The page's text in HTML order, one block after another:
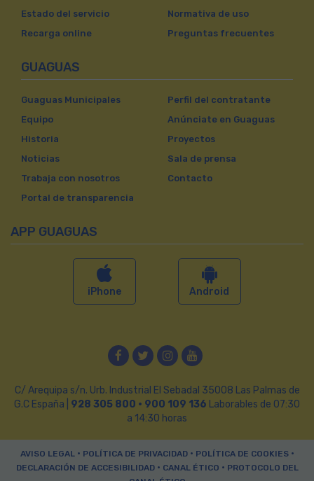
Estado del servicio
Recarga online
Normativa de uso
Preguntas frecuentes
GUAGUAS
Guaguas Municipales
Equipo
Historia
Noticias
Trabaja con nosotros
Portal de transparencia
Perfil del contratante
Anúnciate en Guaguas
Proyectos
Sala de prensa
Contacto
APP GUAGUAS
iPhone Android
FacebookTwitterInstagram
YouTube
C/ Arequipa s/n. Urb. Industrial El Sebadal 35008 Las Palmas de
G.C España | 928 305 800 · 900 109 136 Laborables de 07:30
a 14:30 horas
AVISO LEGAL• POLÍTICA DE PRIVACIDAD• POLÍTICA DE COOKIES•
DECLARACIÓN DE ACCESIBILIDAD• CANAL ÉTICO • PROTOCOLO DEL